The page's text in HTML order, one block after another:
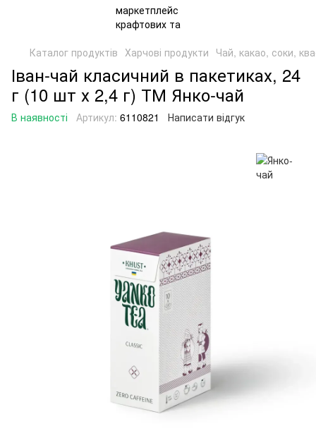
Каталог продуктів Харчові продукти Чай, какао, соки,
Іван-чай класичний в пакетиках, 24
г (10 шт х 2,4 г) ТМ Янко-чай
В наявності Артикул: 6110821 Написати відгук